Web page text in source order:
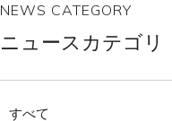
NEWS CATEGORY
ニュースカテゴリ
すべて